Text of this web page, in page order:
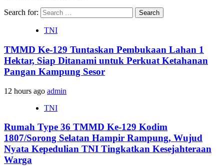
Search for:
TNI
TMMD Ke-129 Tuntaskan Pembukaan Lahan 1
Hektar, Siap Ditanami untuk Perkuat Ketahanan
Pangan Kampung Sesor
12 hours ago admin
TNI
Rumah Type 36 TMMD Ke-129 Kodim
1807/Sorong Selatan Hampir Rampung, Wujud
Nyata Kepedulian TNI Tingkatkan Kesejahteraan
Warga